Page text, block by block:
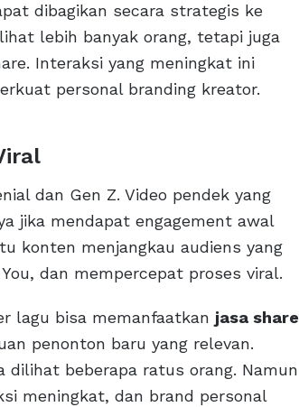
dibagikan secara strategis ke
lebih banyak orang, tetapi juga
Interaksi yang meningkat ini
personal branding kreator.
dan Gen Z. Video pendek yang
jika mendapat engagement awal
konten menjangkau audiens yang
dan mempercepat proses viral.
lagu bisa memanfaatkan jasa share
penonton baru yang relevan.
dilihat beberapa ratus orang. Namun
meningkat, dan brand personal